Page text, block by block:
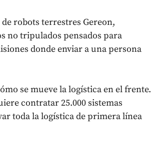
robots terrestres Gereon,
no tripulados pensados para
donde enviar a una persona
se mueve la logística en el frente.
contratar 25.000 sistemas
toda la logística de primera línea